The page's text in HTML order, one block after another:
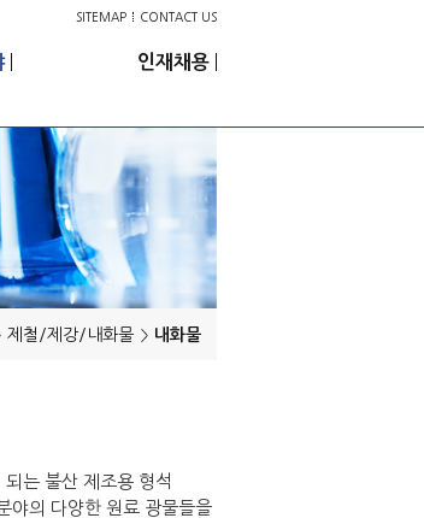
인재채용
SITEMAP CONTACT US
제철/제강/내화물 내화물
는 불산 제조용 형석
야의 다양한 원료 광물들을